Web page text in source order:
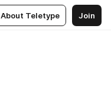
About Teletype Join